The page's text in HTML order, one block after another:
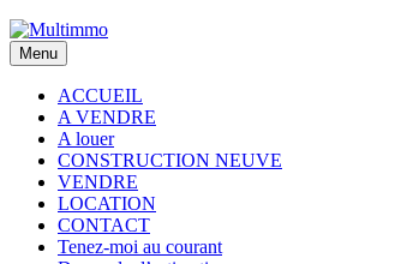
Menu
ACCUEIL
A VENDRE
A louer
CONSTRUCTION NEUVE
VENDRE
LOCATION
CONTACT
Tenez-moi au courant